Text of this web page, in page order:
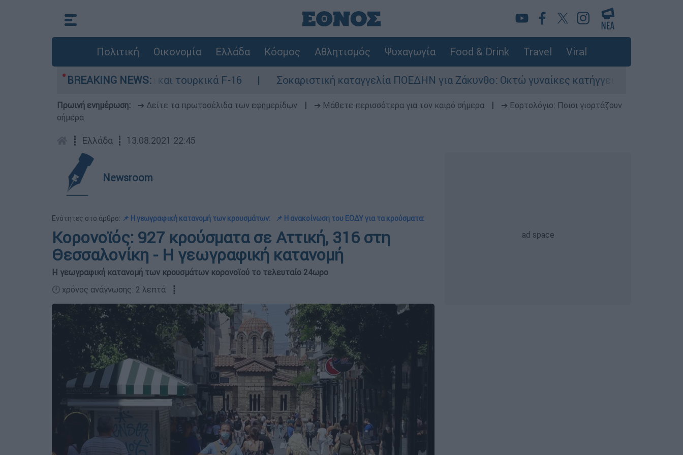
Πολιτική Οικονομία Ελλάδα Κόσμος Αθλητισμός Ψυχαγωγία Food & Drink Travel Viral
BREAKING NEWS:
ανάμεσα σε ελληνικά και τουρκικά F-16 Σοκαριστική καταγγελία ΠΟΕΔΗΝ για Ζάκυνθο: Οκτώ γυναίκες κατήγγειλαν βιασμό σε 20
Πρωινή ενημέρωση: ➔ Δείτε τα πρωτοσέλιδα των εφημερίδων ➔ Μάθετε περισσότερα για τον καιρό σήμερα
➔ Εορτολόγιο: Ποιοι γιορτάζουν
σήμερα
┋ Ελλάδα ┋ 13.08.2021 22:45
Newsroom
Ενότητες στο άρθρο: 📌 Η γεωγραφική κατανομή των κρουσμάτων: 📌 Η ανακοίνωση του ΕΟΔΥ για τα κρούσματα:
Κορονοϊός: 927 κρούσματα σε Αττική, 316 στη
Θεσσαλονίκη - Η γεωγραφική κατανομή
Η γεωγραφική κατανομή των κρουσμάτων κορονοϊού το τελευταίο 24ωρο
🕛 χρόνος ανάγνωσης: 2 λεπτά ┋